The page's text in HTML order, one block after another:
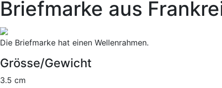
Briefmarke aus
Die Briefmarke hat einen Wellenrahmen.
Grösse/Gewicht
3.5 cm